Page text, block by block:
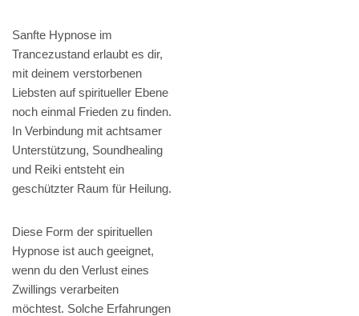
Sanfte Hypnose im
Trancezustand erlaubt es dir,
mit deinem verstorbenen
Liebsten auf spiritueller Ebene
noch einmal Frieden zu finden.
In Verbindung mit achtsamer
Unterstützung, Soundhealing
und Reiki entsteht ein
geschützter Raum für Heilung.
Diese Form der spirituellen
Hypnose ist auch geeignet,
wenn du den Verlust eines
Zwillings verarbeiten
möchtest. Solche Erfahrungen